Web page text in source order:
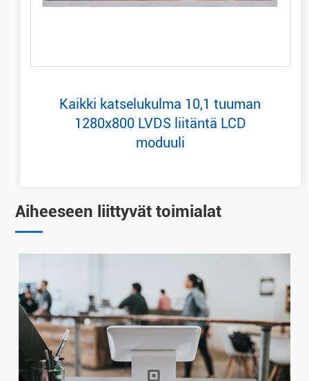
Kaikki katselukulma 10,1 tuuman
1280x800 LVDS liitäntä LCD
moduuli
Aiheeseen liittyvät toimialat